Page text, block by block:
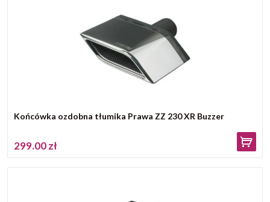
Końcówka ozdobna tłumika Prawa ZZ 230 XR Buzzer
299.00 zł